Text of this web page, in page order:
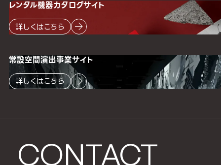
CONTACT
レンタル機器カタログサイト
詳しくはこちら
常設空間演出事業サイト
詳しくはこちら